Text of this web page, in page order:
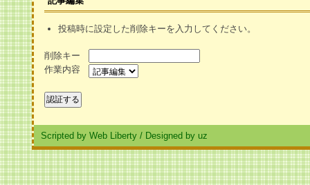
投稿時に設定した削除キーを入力してください。
削除キー
作業内容
Scripted by Web Liberty / Designed by uz